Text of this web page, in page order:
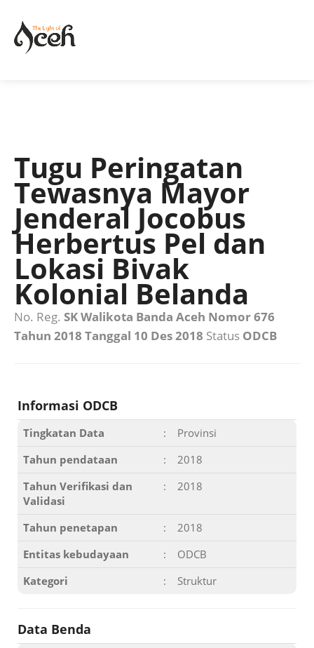
Tugu Peringatan
Tewasnya Mayor
Jenderal Jocobus
Herbertus Pel dan
Lokasi Bivak
Kolonial Belanda
No. Reg. SK Walikota Banda Aceh Nomor 676
Tahun 2018 Tanggal 10 Des 2018 Status ODCB
Informasi ODCB
Tingkatan Data :
Provinsi
Tahun pendataan
:
2018
Tahun Verifikasi dan
Validasi
: 2018
Tahun penetapan :
2018
Entitas kebudayaan
:
ODCB
Kategori
: Struktur
Data Benda